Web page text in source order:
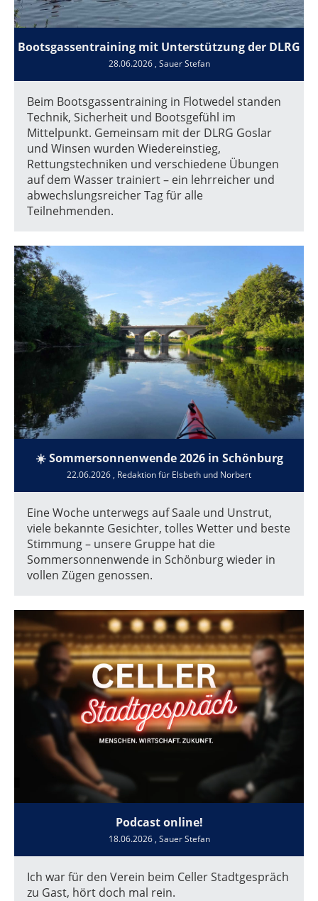
Bootsgassentraining mit Unterstützung der DLRG
28.06.2026, Sauer Stefan
Beim Bootsgassentraining in Flotwedel standen
Technik, Sicherheit und Bootsgefühl im
Mittelpunkt. Gemeinsam mit der DLRG Goslar
und Winsen wurden Wiedereinstieg,
Rettungstechniken und verschiedene Übungen
auf dem Wasser trainiert – ein lehrreicher und
abwechslungsreicher Tag für alle
Teilnehmenden.
☀️ Sommersonnenwende 2026 in Schönburg
22.06.2026 , Redaktion für Elsbeth und Norbert
Eine Woche unterwegs auf Saale und Unstrut,
viele bekannte Gesichter, tolles Wetter und beste
Stimmung – unsere Gruppe hat die
Sommersonnenwende in Schönburg wieder in
vollen Zügen genossen.
Podcast online!
18.06.2026, Sauer Stefan
Ich war für den Verein beim Celler Stadtgespräch
zu Gast, hört doch mal rein.